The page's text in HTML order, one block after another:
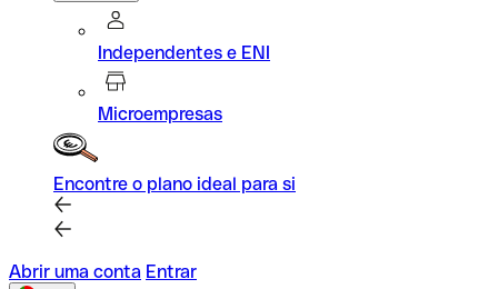
Independentes e ENI
Microempresas
Encontre o plano ideal para si
Abrir uma conta Entrar